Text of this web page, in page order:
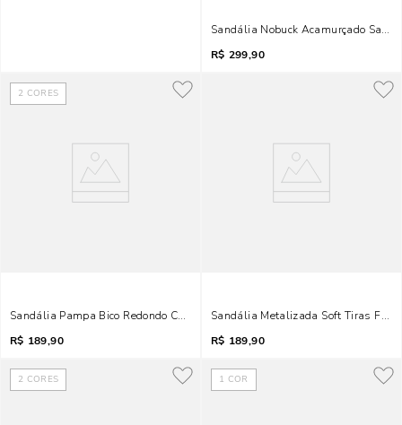
Sandália Nobuck Acamurçado Salto
R$ 299,90
2 CORES
Sandália Pampa Bico Redondo Caramelo Salto Grosso
R$ 189,90
Sandália Metalizada Soft Tiras
R$ 189,90
2 CORES 1 COR